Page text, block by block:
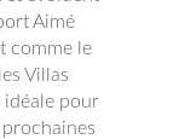
Aimé
comme le
Villas
idéale pour